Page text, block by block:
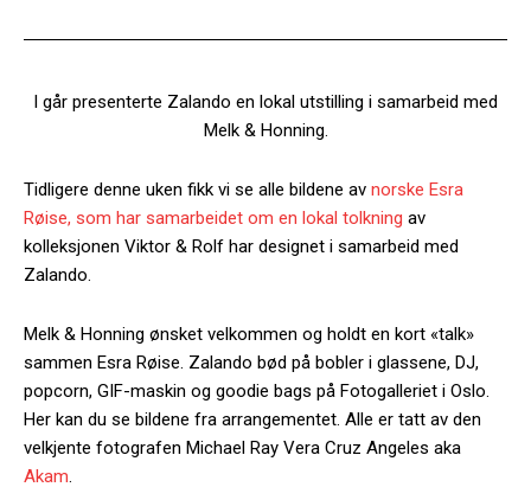
I går presenterte Zalando en lokal utstilling i samarbeid med
Melk & Honning.
Tidligere denne uken fikk vi se alle bildene av norske Esra
Røise, som har samarbeidet om en lokal tolkning av
kolleksjonen Viktor & Rolf har designet i samarbeid med
Zalando.
Melk & Honning ønsket velkommen og holdt en kort «talk»
sammen Esra Røise. Zalando bød på bobler i glassene, DJ,
popcorn, GIF-maskin og goodie bags på Fotogalleriet i Oslo.
Her kan du se bildene fra arrangementet. Alle er tatt av den
velkjente fotografen Michael Ray Vera Cruz Angeles aka
Akam.